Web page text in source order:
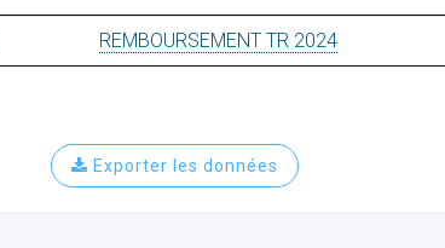
REMBOURSEMENT TR 2024
Exporter les données